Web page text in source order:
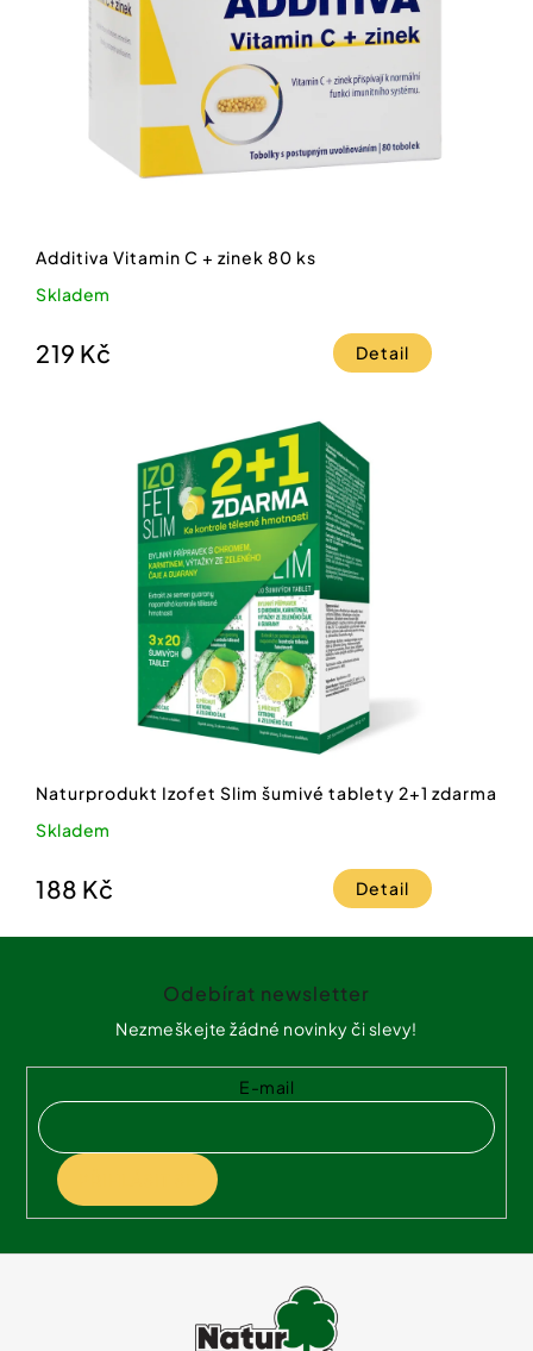
Additiva Vitamin C + zinek 80 ks
Skladem
219 Kč Detail
Naturprodukt Izofet Slim šumivé tablety 2+1 zdarma
Skladem
188 Kč Detail
Odebírat newsletter
Nezmeškejte žádné novinky či slevy!
E-mail